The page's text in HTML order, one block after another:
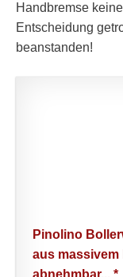
Handbremse
Entscheidung
beanstanden!
Pinolino
aus massivem